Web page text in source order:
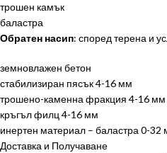
трошен камък
баластра
Обратен насип: според терена и
земновлажен бетон
стабилизиран пясък 4-16 мм
трошено-каменна фракция 4-16 мм
кръгъл филц 4-16 мм
инертен материал – баластра 0-32
Доставка и Получаване